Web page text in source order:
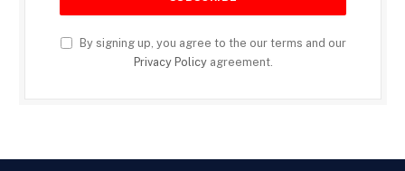
By signing up, you agree to the our terms and our
Privacy Policyagreement.